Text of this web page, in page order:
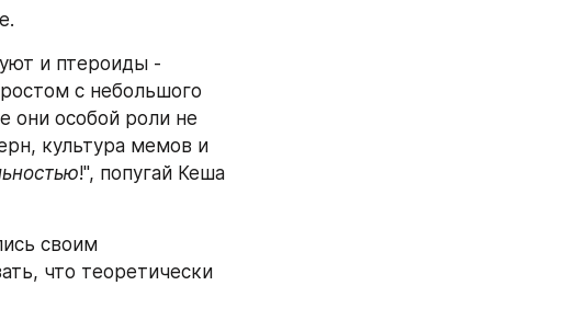
и птероиды -
с небольшого
они особой роли не
культура мемов и
!", попугай Кеша
своим
что теоретически